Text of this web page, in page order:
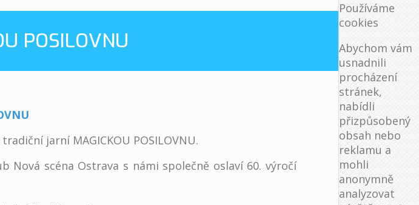
POSILOVNU
jarní MAGICKOU POSILOVNU.
Nová scéna Ostrava s námi společně oslaví 60. výročí
Používáme
cookies
Abychom vám
usnadnili
procházení
stránek,
nabídli
přizpůsobený
obsah nebo
reklamu a
mohli
anonymně
analyzovat